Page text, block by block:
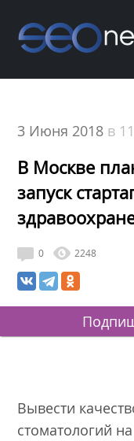
3 Июня 2018 в
В Москве
запуск
0 2248
Вывести
стоматологий